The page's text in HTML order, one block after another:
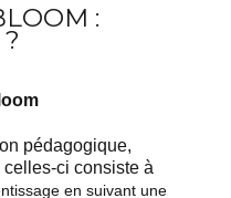
:
pédagogique,
celles-ci consiste à
en suivant une